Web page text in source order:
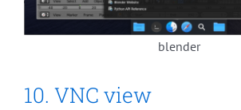
blender
10. VNC view